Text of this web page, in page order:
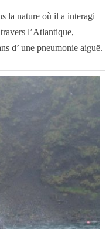
la nature où il a interagi
l’Atlantique,
d’ une pneumonie aiguë.